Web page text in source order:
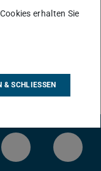
der TU
Kanal der TU
Facebook-
erhalten Sie
& SCHLIESSEN